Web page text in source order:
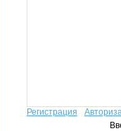
Регистрация